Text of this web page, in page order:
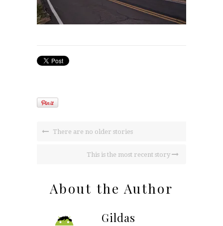
There are no older stories
This is the most recent story
About the Author
Gildas